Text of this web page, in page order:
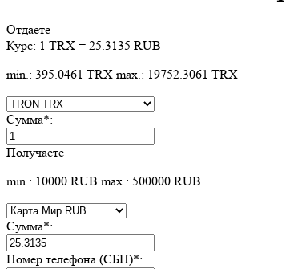
Отдаете
Курс: 1 TRX = 25.3135 RUB
min.: 395.0461 TRX max.: 19752.3061 TRX
Сумма*:
Получаете
min.: 10000 RUB max.: 500000 RUB
Сумма*:
Номер телефона (СБП)*: